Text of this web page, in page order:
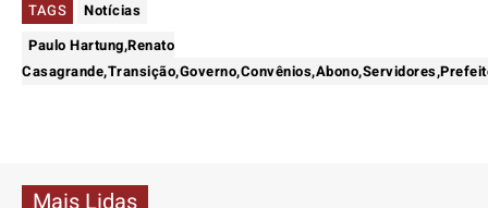
TAGS
Notícias
Paulo Hartung,Renato